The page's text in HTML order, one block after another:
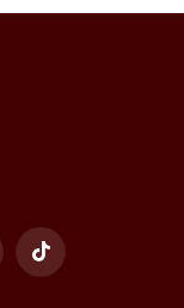
TikTok